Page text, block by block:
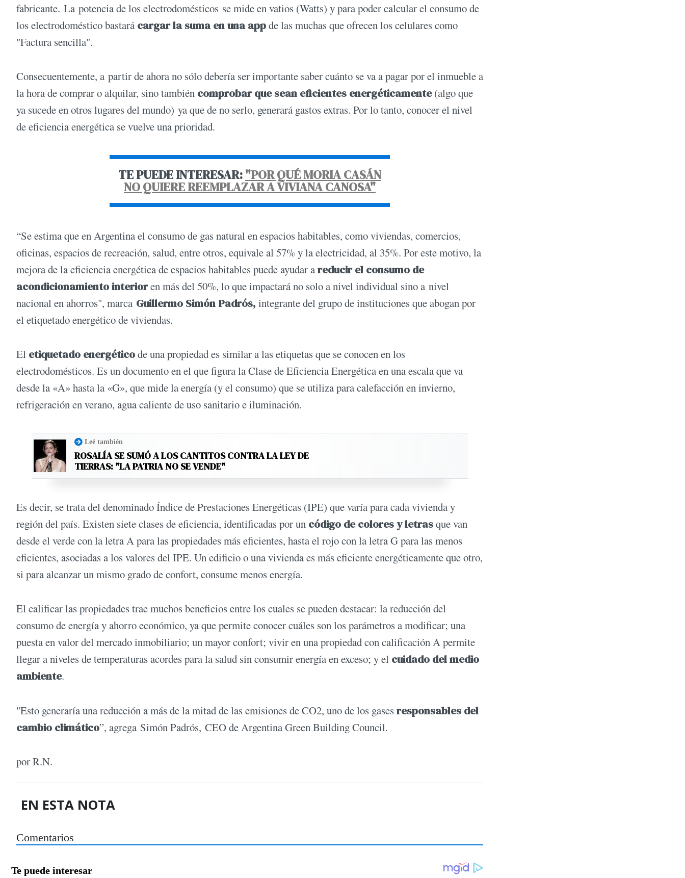
fabricante. La potencia de los electrodomésticos se mide en vatios (Watts) y para poder calcular el consumo de
los electrodoméstico bastará cargar la suma en una appde las muchas que ofrecen los celulares como
"Factura sencilla".
Consecuentemente, a partir de ahora no sólo debería ser importante saber cuánto se va a pagar por el inmueble a
la hora de comprar o alquilar, sino también comprobar que sean eficientes energéticamente(algo que
ya sucede en otros lugares del mundo) ya que de no serlo, generará gastos extras. Por lo tanto, conocer el nivel
de eficiencia energética se vuelve una prioridad.
TE PUEDE INTERESAR:"POR QUÉ MORIA CASÁN
NO QUIERE REEMPLAZAR A VIVIANA CANOSA"
“Se estima que en Argentina el consumo de gas natural en espacios habitables, como viviendas, comercios,
oficinas, espacios de recreación, salud, entre otros, equivale al 57% y la electricidad, al 35%. Por este motivo, la
mejora de la eficiencia energética de espacios habitables puede ayudar areducir el consumo de
acondicionamientointerioren más del 50%, lo que impactará no solo a nivel individual sino a nivel
nacional en ahorros", marca Guillermo Simón Padrós, integrante del grupo de instituciones que abogan por
el etiquetado energético de viviendas.
El etiquetado energéticode una propiedad es similar a las etiquetas que se conocen en los
electrodomésticos. Es un documento en el que figura la Clase de Eficiencia Energética en una escala que va
desde la «A» hasta la «G», que mide la energía (y el consumo) que se utiliza para calefacción en invierno,
refrigeración en verano, agua caliente de uso sanitario e iluminación.
Leé también
ROSALÍA SE SUMÓ A LOS CANTITOS CONTRA LA LEY DE
TIERRAS: "LA PATRIA NO SE VENDE"
Es decir, se trata del denominado Índice de Prestaciones Energéticas (IPE) que varía para cada vivienda y
región del país. Existen siete clases de eficiencia, identificadas por un código de colores y letrasque van
desde el verde con la letra A para las propiedades más eficientes, hasta el rojo con la letra G para las menos
eficientes, asociadas a los valores del IPE. Un edificio o una vivienda es más eficiente energéticamente que otro,
si para alcanzar un mismo grado de confort, consume menos energía.
El calificar las propiedades trae muchos beneficios entre los cuales se pueden destacar: la reducción del
consumo de energía y ahorro económico, ya que permite conocer cuáles son los parámetros a modificar; una
puesta en valor del mercado inmobiliario; un mayor confort; vivir en una propiedad con calificación A permite
llegar a niveles de temperaturas acordes para la salud sin consumir energía en exceso; y el cuidado del medio
ambiente.
"Esto generaría una reducción a más de la mitad de las emisiones de CO2, uno de los gasesresponsables del
cambio climático”, agrega Simón Padrós, CEO de Argentina Green Building Council.
por R.N.
EN ESTA NOTA
Comentarios